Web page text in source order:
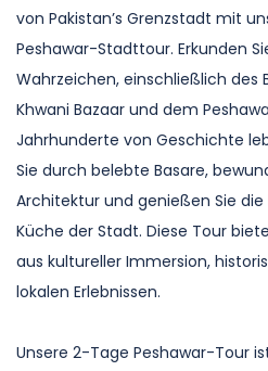
von Pakistan’s Grenzstadt mit
Peshawar-Stadttour. Erkunden
Wahrzeichen, einschließlich des
Khwani Bazaar und dem
Jahrhunderte von Geschichte
Sie durch belebte Basare,
Architektur und genießen Sie
Küche der Stadt. Diese Tour
aus kultureller Immersion,
lokalen Erlebnissen.
Unsere 2-Tage Peshawar-Tour